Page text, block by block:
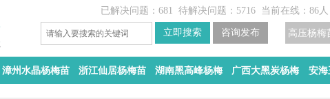
已解决问题：681 待解决问题：5716 当前在线：86人
高压杨梅
漳州水晶杨梅苗 浙江仙居杨梅苗 湖南黑高峰杨梅 广西大黑炭杨梅 安海